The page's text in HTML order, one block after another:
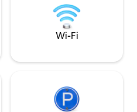
あります。室内に
ロープストラップ
Wi-Fi